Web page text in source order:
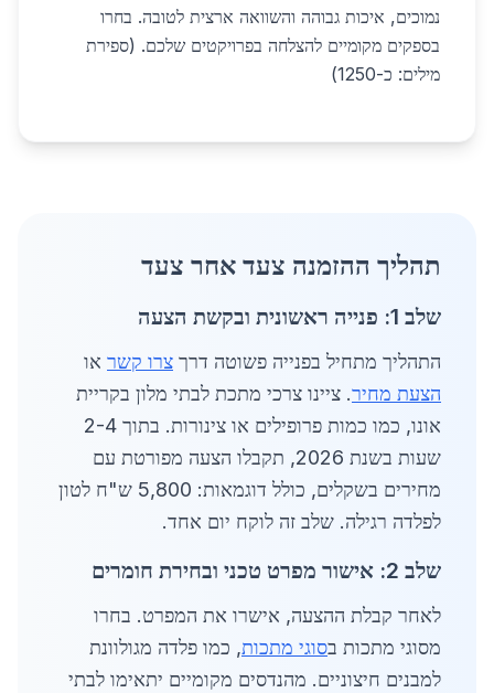
נמוכים, איכות גבוהה והשוואה ארצית לטובה. בחרו
בספקים מקומיים להצלחה בפרויקטים שלכם. (ספירת
מילים: כ-1250)
תהליך ההזמנה צעד אחר צעד
שלב 1: פנייה ראשונית ובקשת הצעה
התהליך מתחיל בפנייה פשוטה דרך צרו קשר או
הצעת מחיר. ציינו צרכי מתכת לבתי מלון בקריית
אונו, כמו כמות פרופילים או צינורות. בתוך 2-4
שעות בשנת 2026, תקבלו הצעה מפורטת עם
מחירים בשקלים, כולל דוגמאות: 5,800 ש"ח לטון
לפלדה רגילה. שלב זה לוקח יום אחד.
שלב 2: אישור מפרט טכני ובחירת חומרים
לאחר קבלת ההצעה, אישרו את המפרט. בחרו
מסוגי מתכות בסוגי מתכות, כמו פלדה מגולוונת
למבנים חיצוניים. מהנדסים מקומיים יתאימו לבתי